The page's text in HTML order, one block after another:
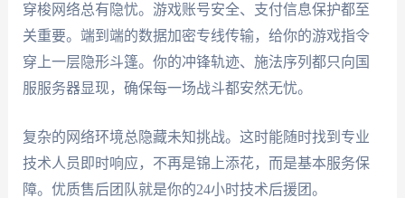
穿梭网络总有隐忧。游戏账号安全、支付信息保护都至
关重要。端到端的数据加密专线传输，给你的游戏指令
穿上一层隐形斗篷。你的冲锋轨迹、施法序列都只向国
服服务器显现，确保每一场战斗都安然无忧。
复杂的网络环境总隐藏未知挑战。这时能随时找到专业
技术人员即时响应，不再是锦上添花，而是基本服务保
障。优质售后团队就是你的24小时技术后援团。